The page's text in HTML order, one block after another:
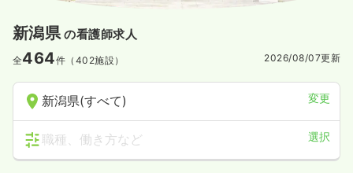
新潟県 の看護師求人
全464件（402施設） 2026/08/07更新
新潟県(すべて) 変更
職種、働き方など 選択